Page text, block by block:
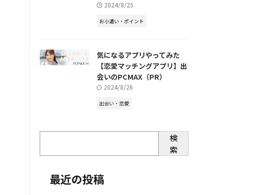
2024/8/25
お小遣い・ポイント
気になるアプリやってみた
【恋愛マッチングアプリ】出
会いのPCMAX（PR）
2024/8/26
出会い・恋愛
検
索
最近の投稿